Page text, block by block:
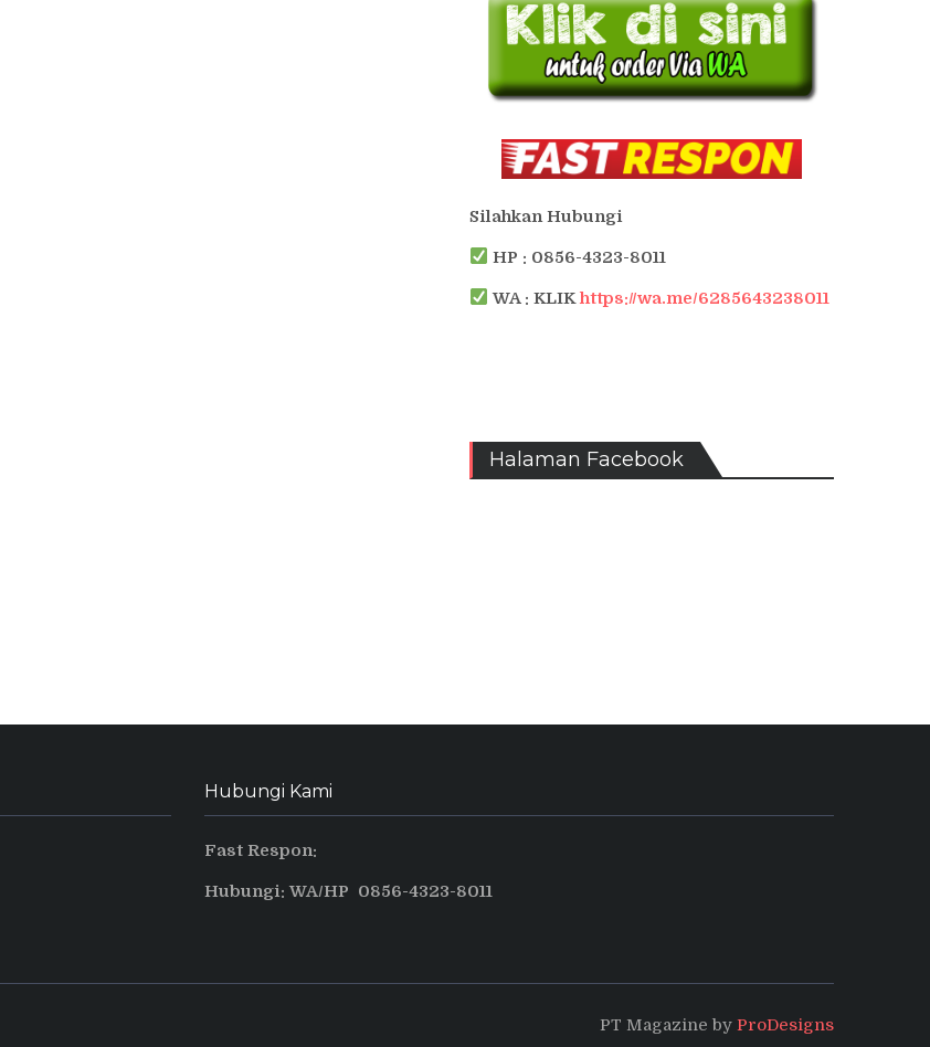
Silahkan Hubungi
HP : 0856-4323-8011
WA : KLIKhttps://wa.me/6285643238011
Halaman Facebook
Hubungi Kami
Fast Respon:
Hubungi: WA/HP 0856-4323-8011
PT Magazine by ProDesigns